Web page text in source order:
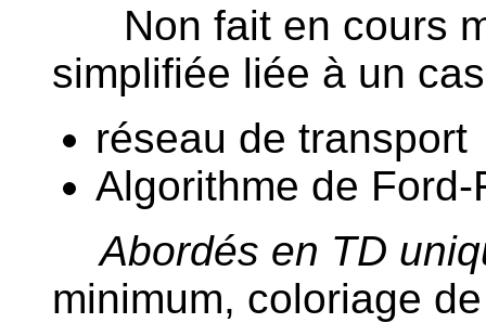
Non fait en cours
simplifiée liée à un
réseau de transport
Algorithme de
Abordés en TD
minimum, coloriage